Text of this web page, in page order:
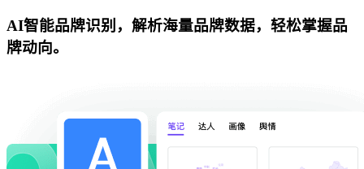
AI智能品牌识别，解析海量品牌数据，轻松掌握品
牌动向。